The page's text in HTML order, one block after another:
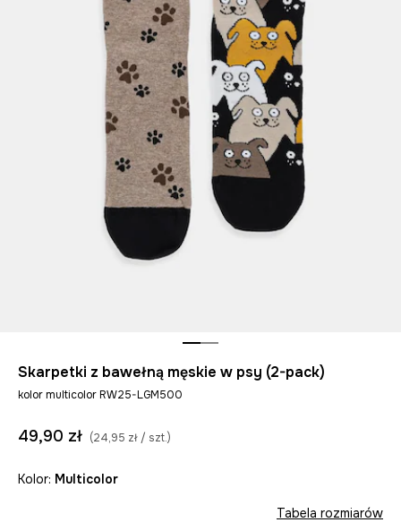
Skarpetki z bawełną męskie w psy (2-pack)
kolor multicolor RW25-LGM500
49,90 zł (24,95 zł / szt.)
Kolor: multicolor
Tabela rozmiarów